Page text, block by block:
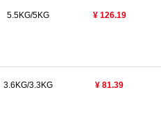
5.5KG/5KG ¥ 126.19
3.6KG/3.3KG ¥ 81.39